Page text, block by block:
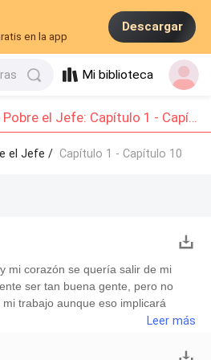
en la app
Descargar
Mi biblioteca
Todos los capítulos de Pobre el Jefe: Capítulo 1 - Capítulo 10
el Jefe / Capítulo 1 - Capítulo 10
mi corazón se quería salir de mi
ser tan buena gente, pero no
trabajo aunque eso implicará
por varias cuadras. Lo veía
cierta vergüenza. —Detente -
Leer más